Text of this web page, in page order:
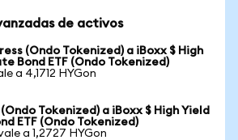
de activos
(Ondo Tokenized) a iBoxx $ High
Bond ETF (Ondo Tokenized)
a 4,1712 HYGon
Tokenized) a iBoxx $ High Yield
ETF (Ondo Tokenized)
a 1,2727 HYGon